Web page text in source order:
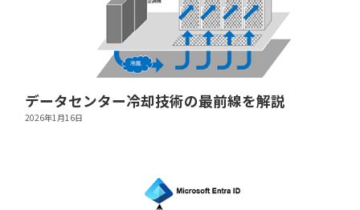
データセンター冷却技術の最前線を解説
2026年1月16日